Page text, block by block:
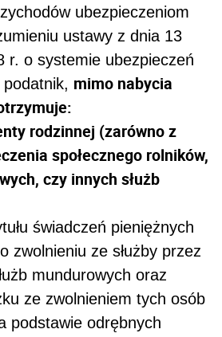
ubezpieczeniom
ustawy z dnia 13
r. o systemie ubezpieczeń
podatnik, mimo nabycia
rodzinnej (zarówno z
społecznego rolników,
czy innych służb
świadczeń pieniężnych
zwolnieniu ze służby przez
mundurowych oraz
ze zwolnieniem tych osób
podstawie odrębnych